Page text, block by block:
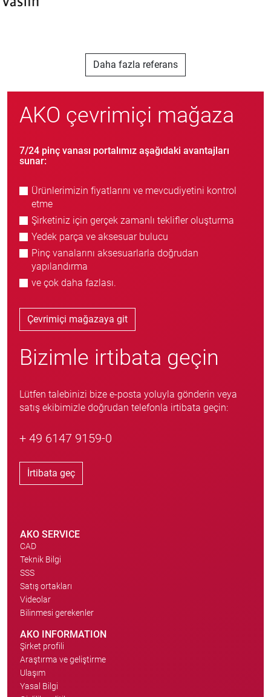
Daha fazla referans
AKO çevrimiçi mağaza
7/24 pinç vanası portalımız aşağıdaki avantajları
sunar:
Ürünlerimizin fiyatlarını ve mevcudiyetini kontrol
etme
Şirketiniz için gerçek zamanlı teklifler oluşturma
Yedek parça ve aksesuar bulucu
Pinç vanalarını aksesuarlarla doğrudan
yapılandırma
ve çok daha fazlası.
Çevrimiçi mağazaya git
Bizimle irtibata geçin
Lütfen talebinizi bize e-posta yoluyla gönderin veya
satış ekibimizle doğrudan telefonla irtibata geçin:
+ 49 6147 9159-0
İrtibata geç
AKO SERVICE
CAD
Teknik Bilgi
SSS
Satış ortakları
Videolar
Bilinmesi gerekenler
AKO INFORMATION
Şirket profili
Araştırma ve geliştirme
Ulaşım
Yasal Bilgi